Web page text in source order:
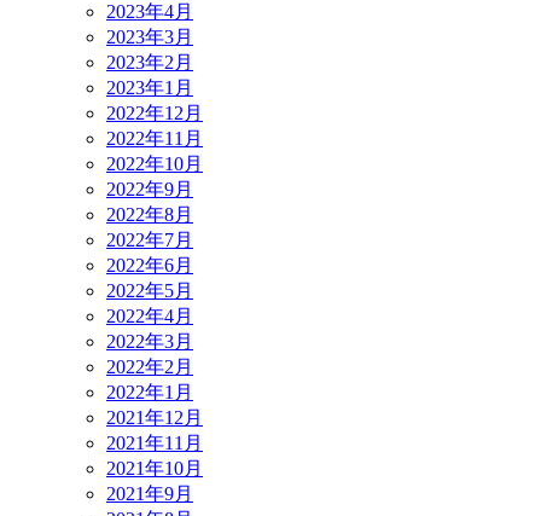
2023年4月
2023年3月
2023年2月
2023年1月
2022年12月
2022年11月
2022年10月
2022年9月
2022年8月
2022年7月
2022年6月
2022年5月
2022年4月
2022年3月
2022年2月
2022年1月
2021年12月
2021年11月
2021年10月
2021年9月